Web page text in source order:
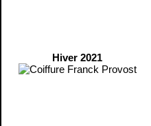
Hiver 2021